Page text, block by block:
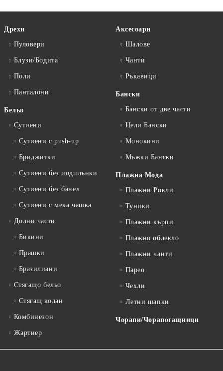
Дрехи
Пуловери
Блузи/Бодита
Поли
Панталони
Бельо
Сутиени
Сутиени с push-up
Бриджитки
Сутиени без подплънки
Сутиени без банел
Сутиени с мека чашка
Долни части
Бикини
Прашки
Бразилиани
Стягащо бельо
Стягащ колан
Комбинезон
Жартиер
Аксесоари
Шалове
Чанти
Ръкавици
Бански
Бански от две части
Цели Бански
Монокини
Мъжки Бански
Плажна Мода
Плажни Рокли
Туники
Плажни кърпи
Плажно облекло
Плажни чанти
Парео
Чехли
Летни шапки
Чорапи/Чорапогащници